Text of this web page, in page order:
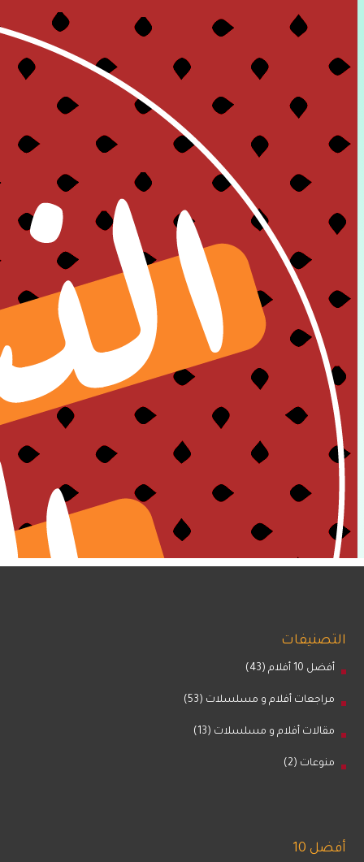
التصنيفات
أفضل 10 أفلام (43)
مراجعات أفلام و مسلسلات (53)
مقالات أفلام و مسلسلات (13)
منوعات (2)
أفضل 10